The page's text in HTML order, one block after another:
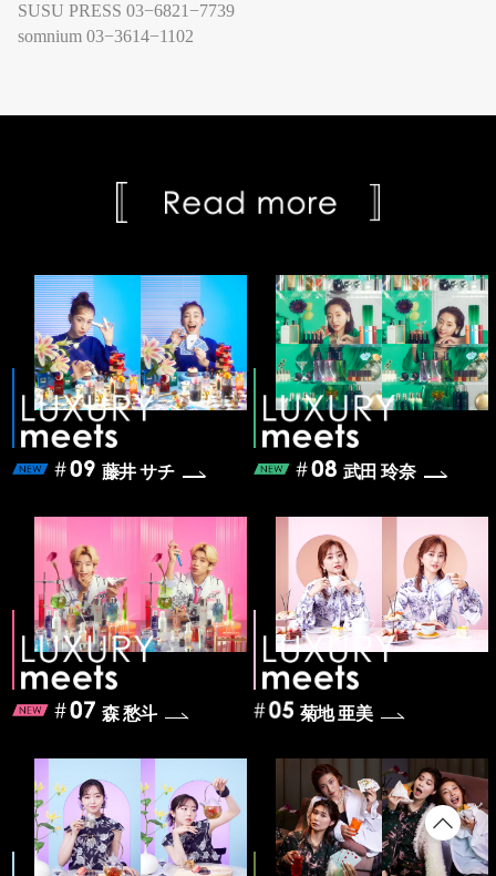
SUSU PRESS 03−6821−7739
somnium 03−3614−1102
藤井 サチ 武田 玲奈
森 愁斗 菊地 亜美